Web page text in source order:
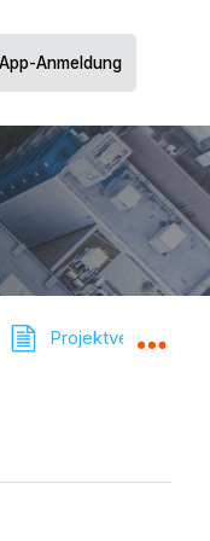
Anmeldung